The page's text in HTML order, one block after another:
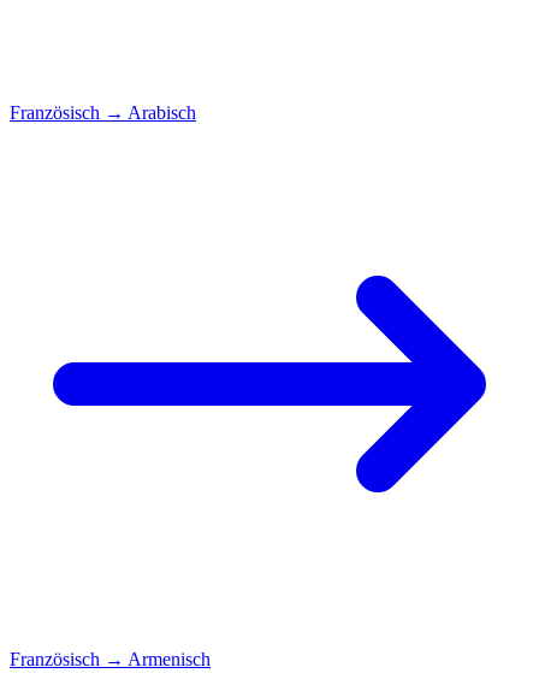
Französisch → Arabisch
Französisch → Armenisch